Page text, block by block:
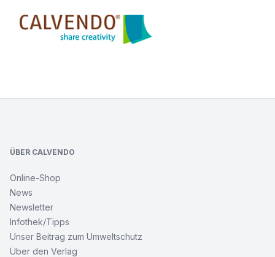
Calvendo
ÜBER CALVENDO
Online-Shop
News
Newsletter
Infothek/Tipps
Unser Beitrag zum Umweltschutz
Über den Verlag